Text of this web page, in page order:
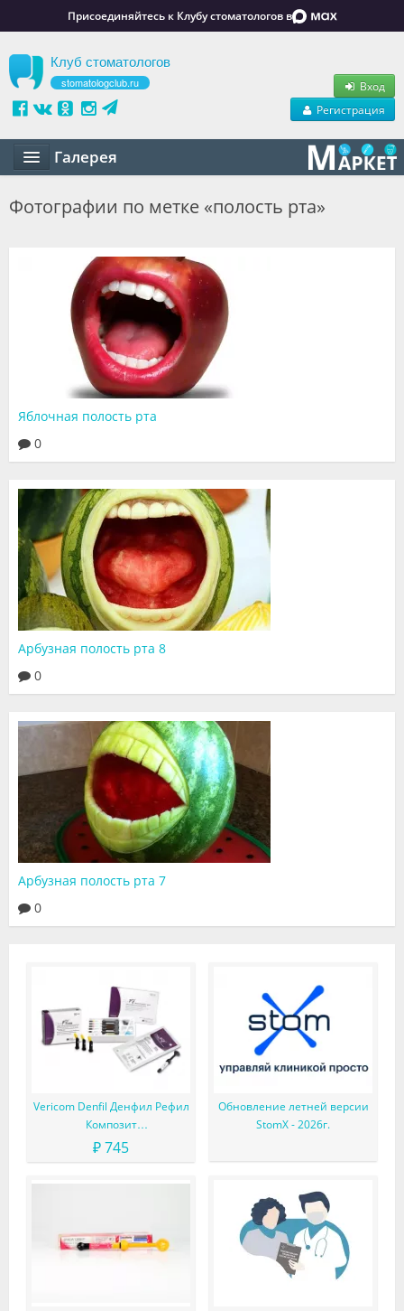
Присоединяйтесь к Клубу стоматологов в
Клуб стоматологов
stomatologclub.ru
Вход
Регистрация
Галерея
Обучение
Вакансии
Объявления
Видео
Форум
Клиники
Специалисты
Галерея
Блоги
Лаборатории
Фотографии по метке «полость рта»
Яблочная полость рта
0
Арбузная полость рта 8
0
Арбузная полость рта 7
0
Vericom Denfil Денфил Рефил
Композит
светоотверждаемый
₽ 745
Обновление летней версии
StomX - 2026г.